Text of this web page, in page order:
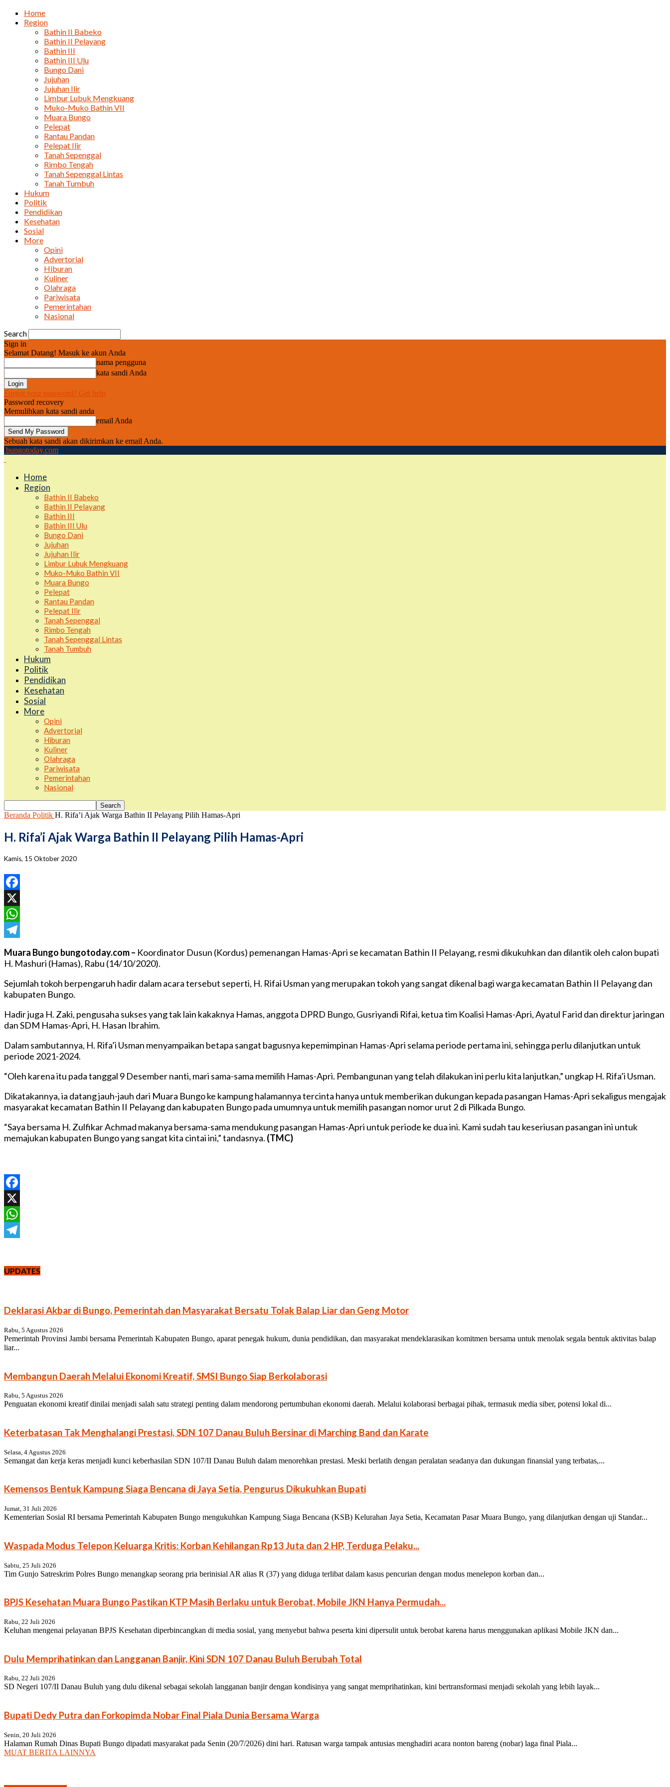
Home
Region
Bathin II Babeko
Bathin II Pelayang
Bathin III
Bathin III Ulu
Bungo Dani
Jujuhan
Jujuhan Ilir
Limbur Lubuk Mengkuang
Muko-Muko Bathin VII
Muara Bungo
Pelepat
Rantau Pandan
Pelepat Ilir
Tanah Sepenggal
Rimbo Tengah
Tanah Sepenggal Lintas
Tanah Tumbuh
Hukum
Politik
Pendidikan
Kesehatan
Sosial
More
Opini
Advertorial
Hiburan
Kuliner
Olahraga
Pariwisata
Pemerintahan
Nasional
Search
Sign in
Selamat Datang! Masuk ke akun Anda
nama pengguna
kata sandi Anda
Forgot your password? Get help
Password recovery
Memulihkan kata sandi anda
email Anda
Sebuah kata sandi akan dikirimkan ke email Anda.
bungotoday.com
Home
Region
Bathin II Babeko
Bathin II Pelayang
Bathin III
Bathin III Ulu
Bungo Dani
Jujuhan
Jujuhan Ilir
Limbur Lubuk Mengkuang
Muko-Muko Bathin VII
Muara Bungo
Pelepat
Rantau Pandan
Pelepat Ilir
Tanah Sepenggal
Rimbo Tengah
Tanah Sepenggal Lintas
Tanah Tumbuh
Hukum
Politik
Pendidikan
Kesehatan
Sosial
More
Opini
Advertorial
Hiburan
Kuliner
Olahraga
Pariwisata
Pemerintahan
Nasional
Beranda Politik H. Rifa’i Ajak Warga Bathin II Pelayang Pilih Hamas-Apri
H. Rifa’i Ajak Warga Bathin II Pelayang Pilih Hamas-Apri
Kamis, 15 Oktober 2020
Facebook
X
WhatsApp
Muara Bungo bungotoday.com – Koordinator Dusun (Kordus) pemenangan Hamas-Apri se kecamatan Bathin II Pelayang, resmi dikukuhkan dan dilantik oleh calon bupati
H. Mashuri (Hamas), Rabu (14/10/2020).
Sejumlah tokoh berpengaruh hadir dalam acara tersebut seperti, H. Rifai Usman yang merupakan tokoh yang sangat dikenal bagi warga kecamatan Bathin II Pelayang dan
kabupaten Bungo.
Hadir juga H. Zaki, pengusaha sukses yang tak lain kakaknya Hamas, anggota DPRD Bungo, Gusriyandi Rifai, ketua tim Koalisi Hamas-Apri, Ayatul Farid dan direktur jaringan
dan SDM Hamas-Apri, H. Hasan Ibrahim.
Dalam sambutannya, H. Rifa’i Usman menyampaikan betapa sangat bagusnya kepemimpinan Hamas-Apri selama periode pertama ini, sehingga perlu dilanjutkan untuk
periode 2021-2024.
“Oleh karena itu pada tanggal 9 Desember nanti, mari sama-sama memilih Hamas-Apri. Pembangunan yang telah dilakukan ini perlu kita lanjutkan,” ungkap H. Rifa’i Usman.
Dikatakannya, ia datang jauh-jauh dari Muara Bungo ke kampung halamannya tercinta hanya untuk memberikan dukungan kepada pasangan Hamas-Apri sekaligus mengajak
masyarakat kecamatan Bathin II Pelayang dan kabupaten Bungo pada umumnya untuk memilih pasangan nomor urut 2 di Pilkada Bungo.
“Saya bersama H. Zulfikar Achmad makanya bersama-sama mendukung pasangan Hamas-Apri untuk periode ke dua ini. Kami sudah tau keseriusan pasangan ini untuk
memajukan kabupaten Bungo yang sangat kita cintai ini,” tandasnya. (TMC)
Facebook
X
WhatsApp
UPDATES
Deklarasi Akbar di Bungo, Pemerintah dan Masyarakat Bersatu Tolak Balap Liar dan Geng Motor
Rabu, 5 Agustus 2026
Pemerintah Provinsi Jambi bersama Pemerintah Kabupaten Bungo, aparat penegak hukum, dunia pendidikan, dan masyarakat mendeklarasikan komitmen bersama untuk menolak segala bentuk aktivitas balap
liar...
Membangun Daerah Melalui Ekonomi Kreatif, SMSI Bungo Siap Berkolaborasi
Rabu, 5 Agustus 2026
Penguatan ekonomi kreatif dinilai menjadi salah satu strategi penting dalam mendorong pertumbuhan ekonomi daerah. Melalui kolaborasi berbagai pihak, termasuk media siber, potensi lokal di...
Keterbatasan Tak Menghalangi Prestasi, SDN 107 Danau Buluh Bersinar di Marching Band dan Karate
Selasa, 4 Agustus 2026
Semangat dan kerja keras menjadi kunci keberhasilan SDN 107/II Danau Buluh dalam menorehkan prestasi. Meski berlatih dengan peralatan seadanya dan dukungan finansial yang terbatas,...
Kemensos Bentuk Kampung Siaga Bencana di Jaya Setia, Pengurus Dikukuhkan Bupati
Jumat, 31 Juli 2026
Kementerian Sosial RI bersama Pemerintah Kabupaten Bungo mengukuhkan Kampung Siaga Bencana (KSB) Kelurahan Jaya Setia, Kecamatan Pasar Muara Bungo, yang dilanjutkan dengan uji Standar...
Waspada Modus Telepon Keluarga Kritis: Korban Kehilangan Rp13 Juta dan 2 HP, Terduga Pelaku...
Sabtu, 25 Juli 2026
Tim Gunjo Satreskrim Polres Bungo menangkap seorang pria berinisial AR alias R (37) yang diduga terlibat dalam kasus pencurian dengan modus menelepon korban dan...
BPJS Kesehatan Muara Bungo Pastikan KTP Masih Berlaku untuk Berobat, Mobile JKN Hanya Permudah...
Rabu, 22 Juli 2026
Keluhan mengenai pelayanan BPJS Kesehatan diperbincangkan di media sosial, yang menyebut bahwa peserta kini dipersulit untuk berobat karena harus menggunakan aplikasi Mobile JKN dan...
Dulu Memprihatinkan dan Langganan Banjir, Kini SDN 107 Danau Buluh Berubah Total
Rabu, 22 Juli 2026
SD Negeri 107/II Danau Buluh yang dulu dikenal sebagai sekolah langganan banjir dengan kondisinya yang sangat memprihatinkan, kini bertransformasi menjadi sekolah yang lebih layak...
Bupati Dedy Putra dan Forkopimda Nobar Final Piala Dunia Bersama Warga
Senin, 20 Juli 2026
Halaman Rumah Dinas Bupati Bungo dipadati masyarakat pada Senin (20/7/2026) dini hari. Ratusan warga tampak antusias menghadiri acara nonton bareng (nobar) laga final Piala...
MUAT BERITA LAINNYA